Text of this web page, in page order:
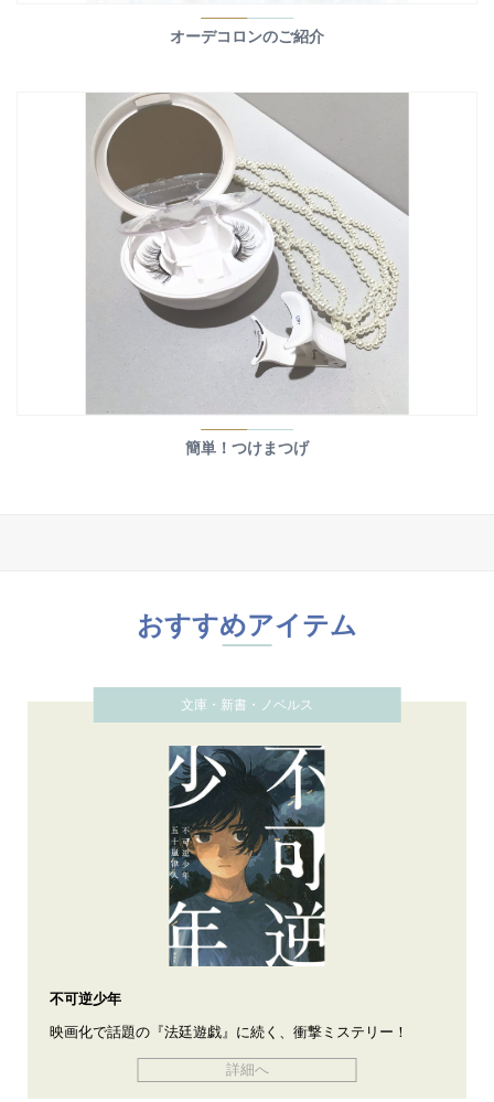
オーデコロンのご紹介
簡単！つけまつげ
おすすめアイテム
文庫・新書・ノベルス
不可逆少年
映画化で話題の『法廷遊戯』に続く、衝撃ミステリー！
詳細へ